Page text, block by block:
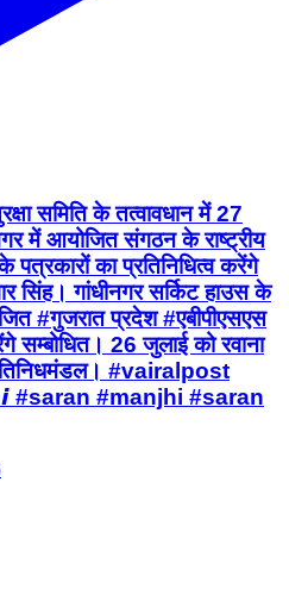
समिति के तत्वावधान में 27
में आयोजित संगठन के राष्ट्रीय
पत्रकारों का प्रतिनिधित्व करेंगे
सिंह। गांधीनगर सर्किट हाउस के
#गुजरात प्रदेश #एबीपीएसएस
सम्बोधित। 26 जुलाई को रवाना
#vairalpost
#saran #manjhi #saran